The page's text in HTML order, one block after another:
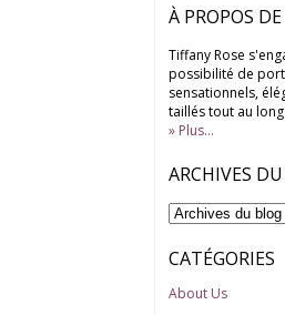
À PROPOS
Tiffany Rose
possibilité de
sensationnels,
taillés tout au
» Plus...
ARCHIVES
CATÉGORIES
About Us